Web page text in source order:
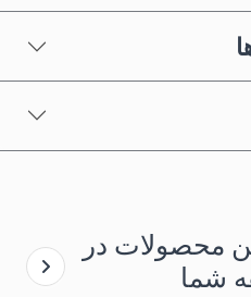
محصولات در
شما